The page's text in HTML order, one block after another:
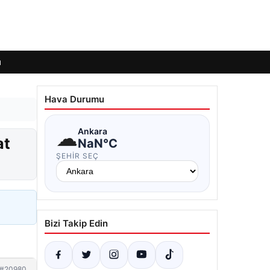
Hava Durumu
☁Ankara
NaN°C
ŞEHIR SEÇ
Bizi Takip Edin